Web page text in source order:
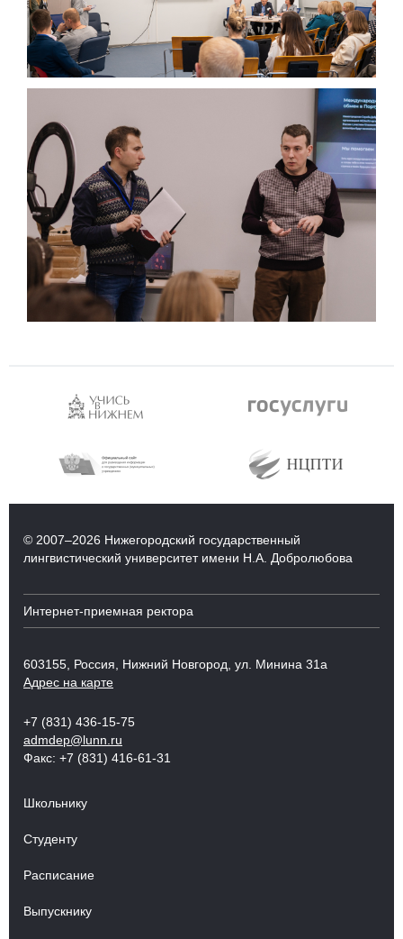
© 2007–2026 Нижегородский государственный
лингвистический университет имени Н.А. Добролюбова
Интернет-приемная ректора
603155, Россия, Нижний Новгород, ул. Минина 31а
Адрес на карте
+7 (831) 436-15-75
admdep@lunn.ru
Факс: +7 (831) 416-61-31
Школьнику
Студенту
Расписание
Выпускнику